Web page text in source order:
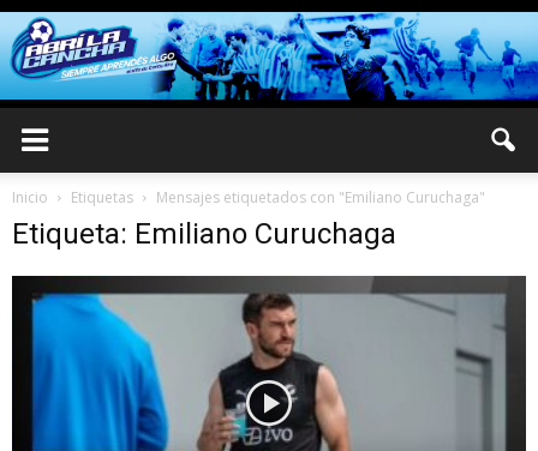
Inicio Etiquetas Mensajes etiquetados con "Emiliano Curuchaga"
Etiqueta: Emiliano Curuchaga